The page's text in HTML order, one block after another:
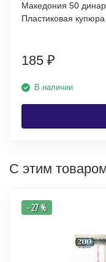
Македония 50
Пластиковая купюра
185 ₽
В наличии
С этим
- 27 %